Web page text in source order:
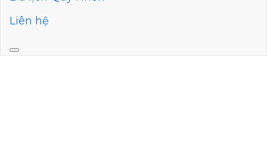
Liên hệ